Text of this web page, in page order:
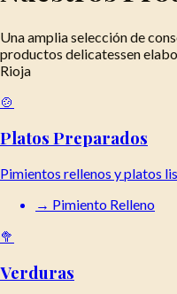
Una amplia selección de
productos delicatessen
Rioja
🍲
Platos Preparados
Pimientos rellenos y platos
→ Pimiento Relleno
🥦
Verduras